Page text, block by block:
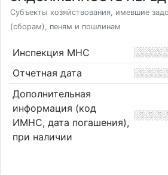
Субъекты хозяйствования, имевшие
(сборам), пеням и пошлинам
Инспекция МНС
Отчетная дата
Дополнительная
информация (код
ИМНС, дата погашения),
при наличии